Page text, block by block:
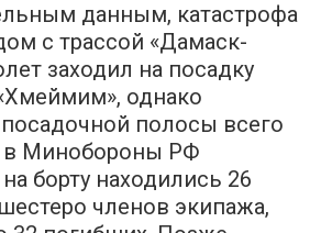
данным, катастрофа
с трассой «Дамаск-
заходил на посадку
однако
полосы всего
в Минобороны РФ
борту находились 26
членов экипажа,